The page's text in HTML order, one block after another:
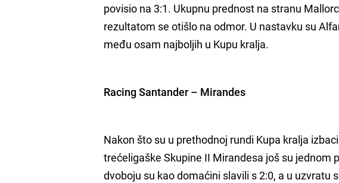
povisio na 3:1. Ukupnu prednost na stranu
rezultatom se otišlo na odmor. U nastavku su
među osam najboljih u Kupu kralja.
Racing Santander – Mirandes
Nakon što su u prethodnoj rundi Kupa kralja
trećeligaške Skupine II Mirandesa još su jednom
dvoboju su kao domaćini slavili s 2:0, a u